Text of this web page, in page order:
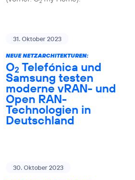
31. Oktober 2023
NEUE NETZARCHITEKTUREN:
O2 Telefónica und
Samsung testen
moderne vRAN- und
Open RAN-
Technologien in
Deutschland
30. Oktober 2023